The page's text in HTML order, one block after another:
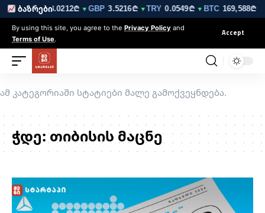
ბაზრები
▼EUR3.0212₾ ▼GBP 3.5216₾ ▼TRY 0.0549₾ ▼ BTC169,588₾
By using this site, you agree to the Privacy Policy and
Terms of Use.
Accept
ამ კატეგორიაში სტატიები მალე გამოქვეყნდება.
ჭდე:თიბისის მაცნე